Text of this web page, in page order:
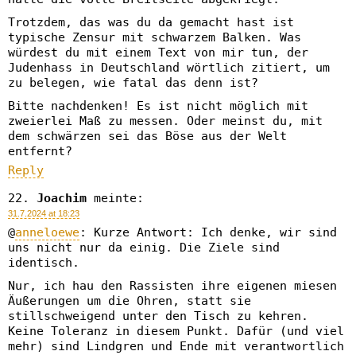
Trotzdem, das was du da gemacht hast ist
typische Zensur mit schwarzem Balken. Was
würdest du mit einem Text von mir tun, der
Judenhass in Deutschland wörtlich zitiert, um
zu belegen, wie fatal das denn ist?
Bitte nachdenken! Es ist nicht möglich mit
zweierlei Maß zu messen. Oder meinst du, mit
dem schwärzen sei das Böse aus der Welt
entfernt?
Reply
Joachim meinte:
31.7.2024 at 18:23
@anneloewe: Kurze Antwort: Ich denke, wir sind
uns nicht nur da einig. Die Ziele sind
identisch.
Nur, ich hau den Rassisten ihre eigenen miesen
Äußerungen um die Ohren, statt sie
stillschweigend unter den Tisch zu kehren.
Keine Toleranz in diesem Punkt. Dafür (und viel
mehr) sind Lindgren und Ende mit verantwortlich